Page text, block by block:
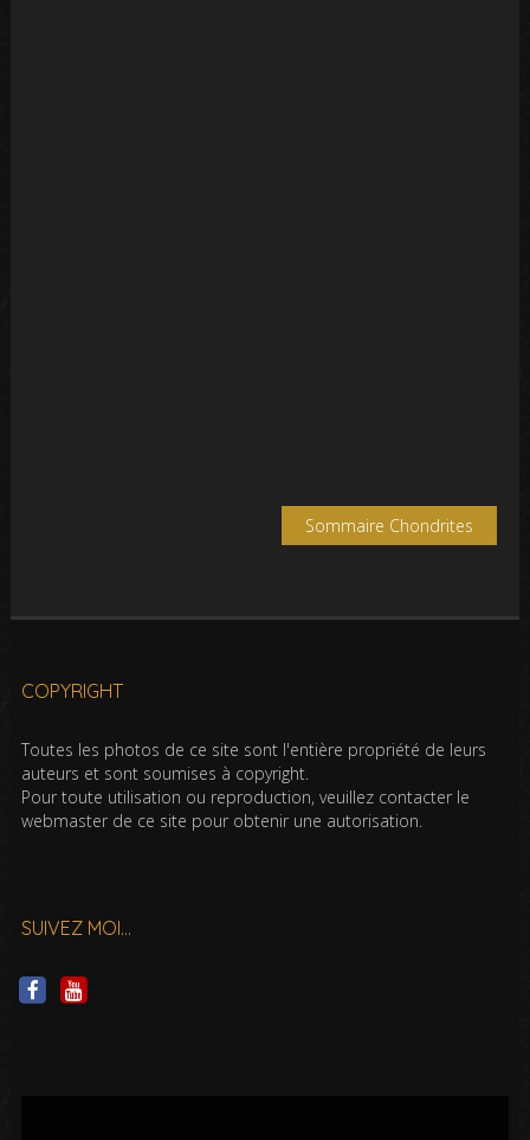
Sommaire Chondrites
COPYRIGHT
Toutes les photos de ce site sont l'entière propriété de leurs
auteurs et sont soumises à copyright.
Pour toute utilisation ou reproduction, veuillez contacter le
webmaster de ce site pour obtenir une autorisation.
SUIVEZ MOI…